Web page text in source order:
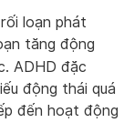
loạn phát
tăng động
ADHD đặc
động thái quá
đến hoạt động